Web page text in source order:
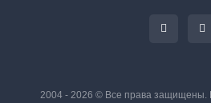
2004 - 2026 © Все права защищены.